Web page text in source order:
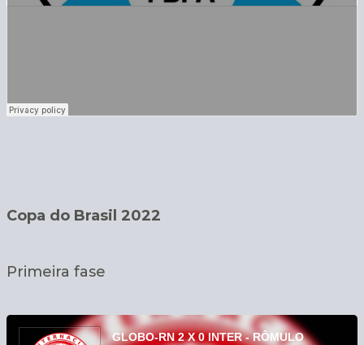
Copa do Brasil 2022
Primeira fase
Tocador
de
áudio
GLOBO-RN 2 X 0 INTER - RÔMULO